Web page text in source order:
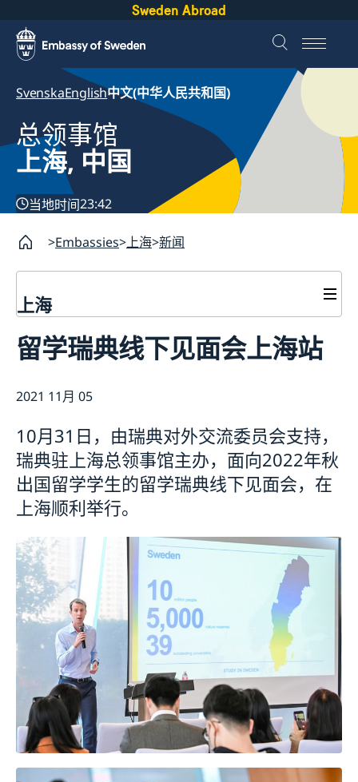
Sweden Abroad
SvenskaEnglish中文(中华人民共和国)
总领事馆
上海, 中国
当地时间23:42
Embassies 上海 新闻
上海
签证和居留许可
签证申请
申请居留许可
生物识别和护照检查
领取居留许可卡
瑞典护照
关于总领事馆
空缺职位
联系方式和办公时间
留学瑞典线下见面会上海站
2021 11月 05
10月31日，由瑞典对外交流委员会支持，
瑞典驻上海总领事馆主办，面向2022年秋
出国留学学生的留学瑞典线下见面会，在
上海顺利举行。